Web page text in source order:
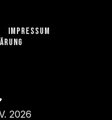
IMPRESSUM
. 2026